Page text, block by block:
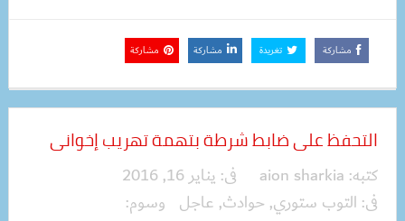
مشاركة تغريدة مشاركة مشاركة
التحفظ على ضابط شرطة بتهمة تهريب إخوانى
كتبه: aion sharkia فى: يناير 16, 2016
فى: التوب ستوري, حوادث, عاجل وسوم: